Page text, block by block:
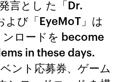
言とし た「Dr.
よび「EyeMoT」は
ンロードを become
in these days.
ント応募券、ゲーム